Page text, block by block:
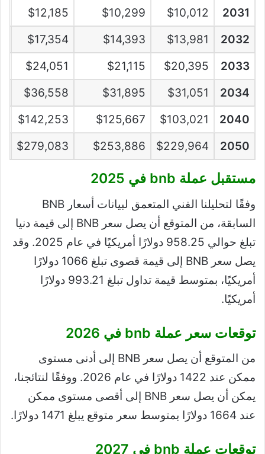
2031
$10,012
$10,299
$12,185
2032
$13,981
$14,393
$17,354
2033
$20,395
$21,115
$24,051
2034
$31,051
$31,895
$36,558
2040
$103,021
$125,667
$142,253
2050
$229,964
$253,886
$279,083
مستقبل عملة bnb في 2025
وفقًا لتحليلنا الفني المتعمق لبيانات أسعار BNB
السابقة، من المتوقع أن يصل سعر BNB إلى قيمة دنيا
تبلغ حوالي 958.25 دولارًا أمريكيًا في عام 2025. وقد
يصل سعر BNB إلى قيمة قصوى تبلغ 1066 دولارًا
أمريكيًا، بمتوسط ​​قيمة تداول تبلغ 993.21 دولارًا
أمريكيًا.
توقعات سعر عملة bnb في 2026
من المتوقع أن يصل سعر BNB إلى أدنى مستوى
ممكن عند 1422 دولارًا في عام 2026. ووفقًا لنتائجنا،
يمكن أن يصل سعر BNB إلى أقصى مستوى ممكن
عند 1664 دولارًا بمتوسط ​​سعر متوقع يبلغ 1471 دولارًا.
توقعات عملة bnb في 2027